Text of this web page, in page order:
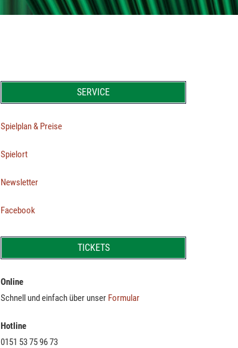
SERVICE
Spielplan & Preise
Spielort
Newsletter
Facebook
TICKETS
Online
Schnell und einfach über unser Formular
Hotline
0151 53 75 96 73